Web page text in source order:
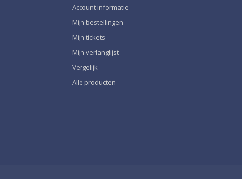
Account informatie
Mijn bestellingen
Mijn tickets
Mijn verlanglijst
Vergelijk
Alle producten